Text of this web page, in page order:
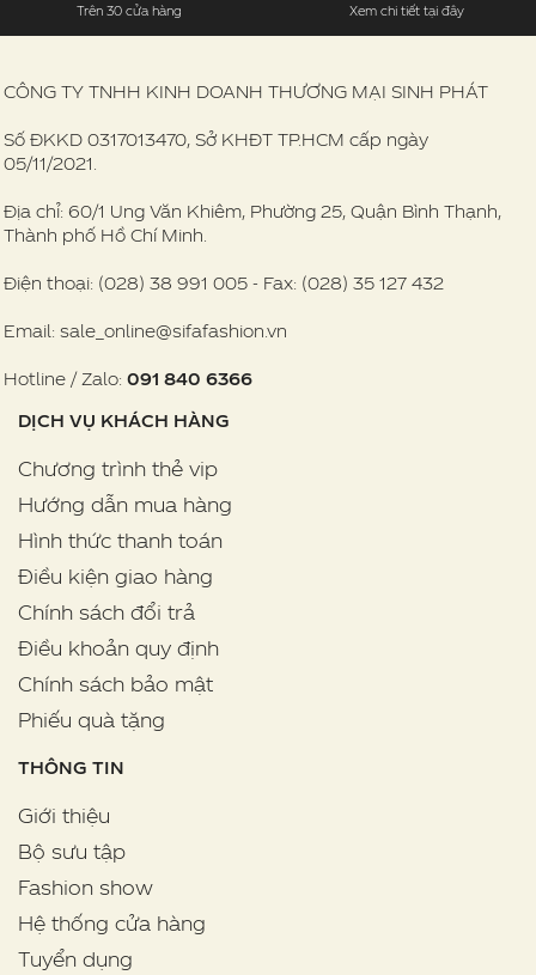
Trên 30 cửa hàng
Xem chi tiết tại đây
CÔNG TY TNHH KINH DOANH THƯƠNG MẠI SINH PHÁT
Số ĐKKD 0317013470, Sở KHĐT TP.HCM cấp ngày
05/11/2021.
Địa chỉ: 60/1 Ung Văn Khiêm, Phường 25, Quận Bình Thạnh,
Thành phố Hồ Chí Minh.
Điện thoại: (028) 38 991 005 - Fax: (028) 35 127 432
Email: sale_online@sifafashion.vn
Hotline / Zalo: 091 840 6366
DỊCH VỤ KHÁCH HÀNG
Chương trình thẻ vip
Hướng dẫn mua hàng
Hình thức thanh toán
Điều kiện giao hàng
Chính sách đổi trả
Điều khoản quy định
Chính sách bảo mật
Phiếu quà tặng
THÔNG TIN
Giới thiệu
Bộ sưu tập
Fashion show
Hệ thống cửa hàng
Tuyển dụng